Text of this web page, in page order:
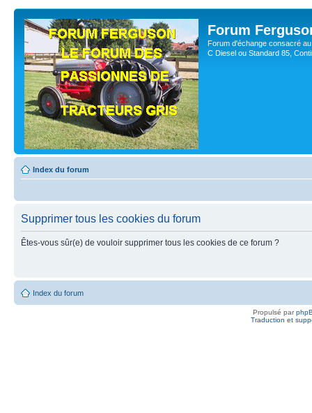
Forum
Forum d'échange consacré
C Diesel ou Standard 85,
Index du forum
Supprimer tous les cookies du forum
Êtes-vous sûr(e) de vouloir supprimer tous les cookies de ce forum ?
Index du forum
Propulsé par
Traduction et